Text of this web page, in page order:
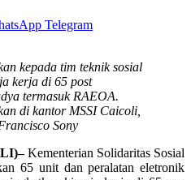
Telegram
kepada tim teknik sosial
kerja di 65 post
termasuk RAEOA.
di kantor MSSI Caicoli,
Sony
Kementerian Solidaritas Sosial
65 unit dan peralatan eletronik